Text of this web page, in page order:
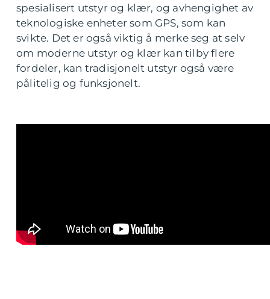
spesialisert utstyr og klær, og avhengighet av
teknologiske enheter som GPS, som kan
svikte. Det er også viktig å merke seg at selv
om moderne utstyr og klær kan tilby flere
fordeler, kan tradisjonelt utstyr også være
pålitelig og funksjonelt.